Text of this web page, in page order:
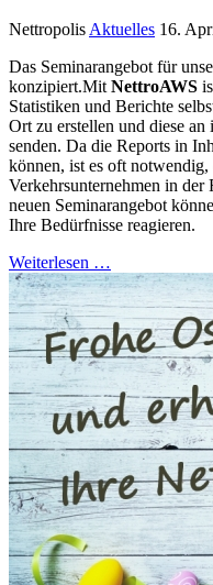
Nettropolis Aktuelles 16.
Das Seminarangebot für
konzipiert.Mit NettroAWS
Statistiken und Berichte
Ort zu erstellen und diese
senden. Da die Reports in
können, ist es oft notwendig,
Verkehrsunternehmen in
neuen Seminarangebot
Ihre Bedürfnisse reagieren.
Weiterlesen …